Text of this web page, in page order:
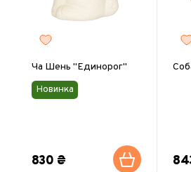
Ча Шень "Единорог"
Новинка
830 ₴